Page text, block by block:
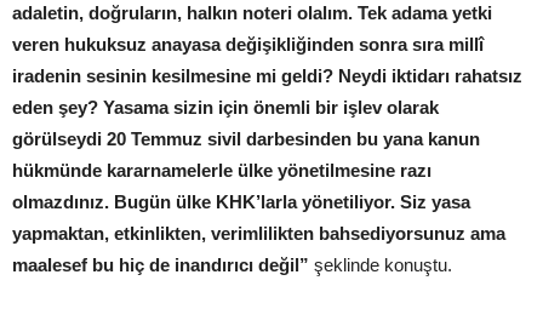
adaletin, doğruların, halkın noteri olalım. Tek adama yetki
veren hukuksuz anayasa değişikliğinden sonra sıra millî
iradenin sesinin kesilmesine mi geldi? Neydi iktidarı rahatsız
eden şey? Yasama sizin için önemli bir işlev olarak
görülseydi 20 Temmuz sivil darbesinden bu yana kanun
hükmünde kararnamelerle ülke yönetilmesine razı
olmazdınız. Bugün ülke KHK’larla yönetiliyor. Siz yasa
yapmaktan, etkinlikten, verimlilikten bahsediyorsunuz ama
maalesef bu hiç de inandırıcı değil” şeklinde konuştu.